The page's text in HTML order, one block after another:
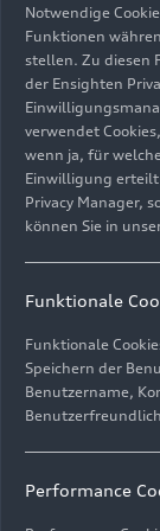
quattro
Bild-Nr:
Rechte:
Impressum
Notwendige
Funktionen
stellen. Zu diesen
der Ensighten
verwendet
wenn ja, für
Einwilligung
Privacy Manager,
können Sie in
Funktionale
Funktionale
Speichern der
Benutzername,
Performance